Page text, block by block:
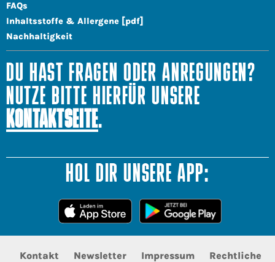
FAQs
Inhaltsstoffe & Allergene [pdf]
Nachhaltigkeit
DU HAST FRAGEN ODER ANREGUNGEN?
NUTZE BITTE HIERFÜR UNSERE
KONTAKTSEITE.
HOL DIR UNSERE APP:
Kontakt Newsletter Impressum Rechtliche